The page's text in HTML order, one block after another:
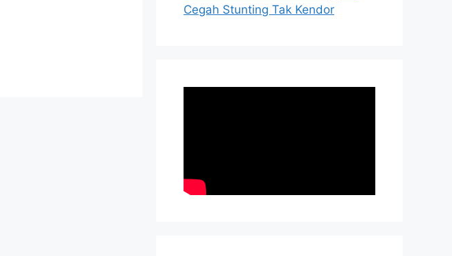
Cegah Stunting Tak Kendor